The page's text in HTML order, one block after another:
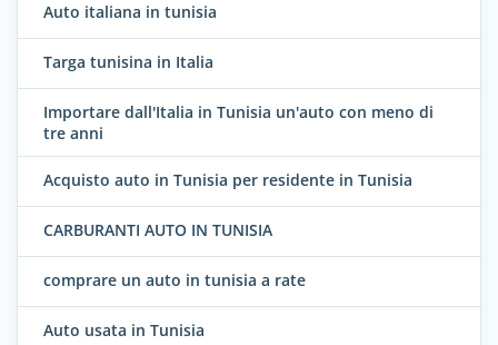
Auto italiana in tunisia
Targa tunisina in Italia
Importare dall'Italia in Tunisia un'auto con meno di
tre anni
Acquisto auto in Tunisia per residente in Tunisia
CARBURANTI AUTO IN TUNISIA
comprare un auto in tunisia a rate
Auto usata in Tunisia